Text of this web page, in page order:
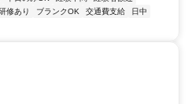
修あり ブランクOK 交通費支給
日中